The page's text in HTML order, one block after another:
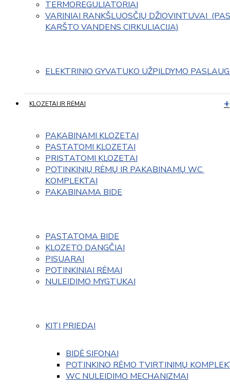
TERMOREGULIATORIAI
VARINIAI RANKŠLUOSČIŲ DŽIOVINTUVAI
KARŠTO VANDENS CIRKULIACIJA)
ELEKTRINIO GYVATUKO UŽPILDYMO
KLOZETAI IR RĖMAI
PAKABINAMI KLOZETAI
PASTATOMI KLOZETAI
PRISTATOMI KLOZETAI
POTINKINIŲ RĖMŲ IR PAKABINAMŲ WC
KOMPLEKTAI
PAKABINAMA BIDE
PASTATOMA BIDE
KLOZETO DANGČIAI
PISUARAI
POTINKINIAI RĖMAI
NULEIDIMO MYGTUKAI
KITI PRIEDAI
BIDĖ SIFONAI
POTINKINO RĖMO TVIRTINIMŲ
WC NULEIDIMO MECHANIZMAI